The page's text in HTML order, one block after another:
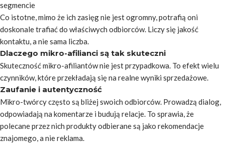
segmencie
Co istotne, mimo że ich zasięg nie jest ogromny, potrafią oni
doskonale trafiać do właściwych odbiorców. Liczy się jakość
kontaktu, a nie sama liczba.
Dlaczego mikro-afilianci są tak skuteczni
Skuteczność mikro-afiliantów nie jest przypadkowa. To efekt wielu
czynników, które przekładają się na realne wyniki sprzedażowe.
Zaufanie i autentyczność
Mikro-twórcy często są bliżej swoich odbiorców. Prowadzą dialog,
odpowiadają na komentarze i budują relacje. To sprawia, że
polecane przez nich produkty odbierane są jako rekomendacje
znajomego, a nie reklama.